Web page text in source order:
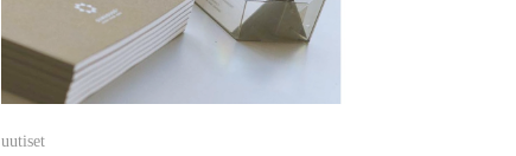
uutiset